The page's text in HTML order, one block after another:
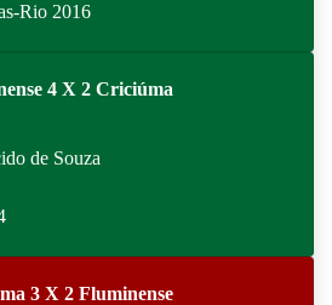
Rio 2016
4 X 2 Criciúma
de Souza
3 X 2 Fluminense